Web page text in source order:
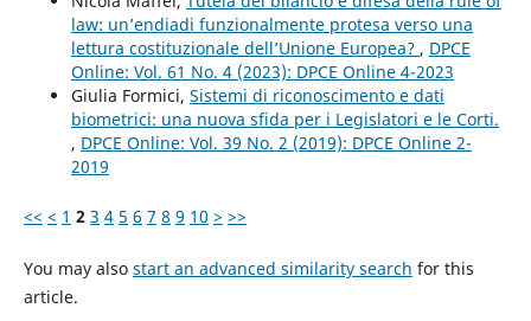
law: un’endiadi funzionalmente protesa verso una
lettura costituzionale dell’Unione Europea? , DPCE
Online: Vol. 61 No. 4 (2023): DPCE Online 4-2023
Giulia Formici, Sistemi di riconoscimento e dati
biometrici: una nuova sfida per i Legislatori e le Corti.
, DPCE Online: Vol. 39 No. 2 (2019): DPCE Online 2-
2019
<< < 1 2 3 4 5 6 7 8 9 10 > >>
You may also start an advanced similarity search for this
article.